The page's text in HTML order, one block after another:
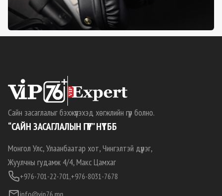
Сайн засаглалыг бэхжүүлэхэд хөгжлийн гүүр болно.
“САЙН ЗАСАГЛАЛЫН ГҮҮР” НҮТББ
Монгол Улс, Улаанбаатар хот, Чингэлтэй дүүрэг,
Жуулчны гудамж 4/4, Макс Цамхаг
+976-701-22-701,+976-8031-7678
info@vip76.mn